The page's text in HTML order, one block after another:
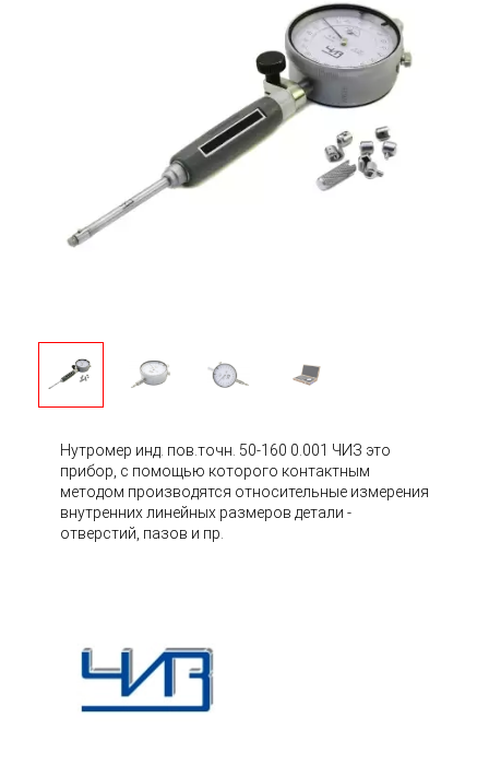
Нутромер инд. пов.точн. 50-160 0.001 ЧИЗ это
прибор, с помощью которого контактным
методом производятся относительные измерения
внутренних линейных размеров детали -
отверстий, пазов и пр.